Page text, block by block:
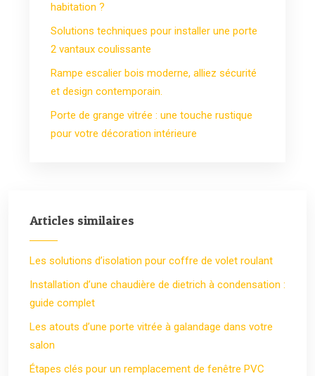
habitation ?
Solutions techniques pour installer une porte
2 vantaux coulissante
Rampe escalier bois moderne, alliez sécurité
et design contemporain.
Porte de grange vitrée : une touche rustique
pour votre décoration intérieure
Articles similaires
Les solutions d’isolation pour coffre de volet roulant
Installation d’une chaudière de dietrich à condensation :
guide complet
Les atouts d’une porte vitrée à galandage dans votre
salon
Étapes clés pour un remplacement de fenêtre PVC